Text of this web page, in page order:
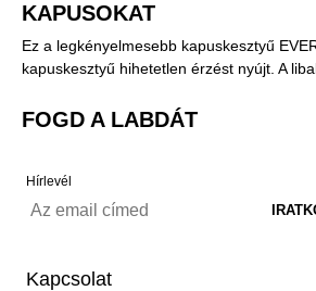
KAPUSOKAT
Ez a legkényelmesebb kapuskesztyű
kapuskesztyű hihetetlen érzést nyújt. A
FOGD A LABDÁT
Hírlevél
Kapcsolat